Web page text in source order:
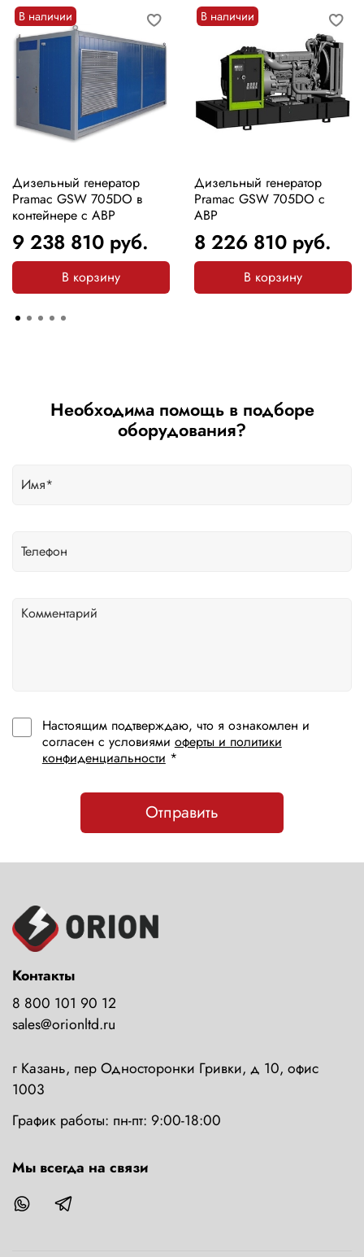
В наличии
Дизельный генератор
Pramac GSW 705DO в
контейнере с АВР
9 238 810 руб.
В корзину
В наличии
Дизельный генератор
Pramac GSW 705DO с
АВР
8 226 810 руб.
В корзину
Необходима помощь в подборе
оборудования?
Настоящим подтверждаю, что я ознакомлен и
согласен с условиями оферты и политики
конфиденциальности *
Отправить
Контакты
8 800 101 90 12
sales@orionltd.ru
г Казань, пер Односторонки Гривки, д 10, офис
1003
График работы: пн-пт: 9:00-18:00
Мы всегда на связи